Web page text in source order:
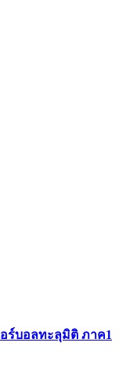
อร์บอลทะลุมิติ ภาค1